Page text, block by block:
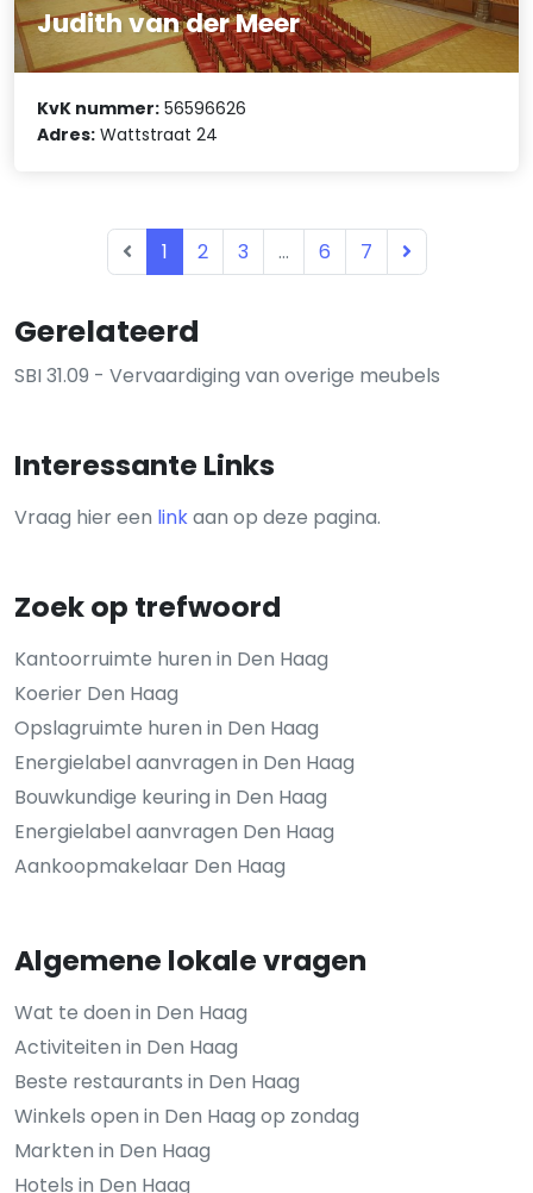
Gerelateerd
SBI 31.09 - Vervaardiging van overige meubels
Interessante Links
Vraag hier een linkaan op deze pagina.
Zoek op trefwoord
Kantoorruimte huren in Den Haag
Koerier Den Haag
Opslagruimte huren in Den Haag
Energielabel aanvragen in Den Haag
Bouwkundige keuring in Den Haag
Energielabel aanvragen Den Haag
Aankoopmakelaar Den Haag
Algemene lokale vragen
Wat te doen in Den Haag
Activiteiten in Den Haag
Beste restaurants in Den Haag
Winkels open in Den Haag op zondag
Markten in Den Haag
Hotels in Den Haag
Judith van der Meer
KvK nummer: 56596626
Adres: Wattstraat 24
1 2 3 ... 6 7